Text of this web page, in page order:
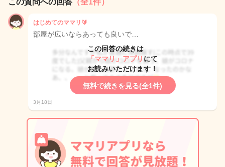
この質問への回答 （全1件）
はじめてのママリ🔰
部屋が広いならあっても良いで…
この回答の続きは
「ママリ」アプリ にて
お読みいただけます！
無料で続きを見る(全1件)
3月18日